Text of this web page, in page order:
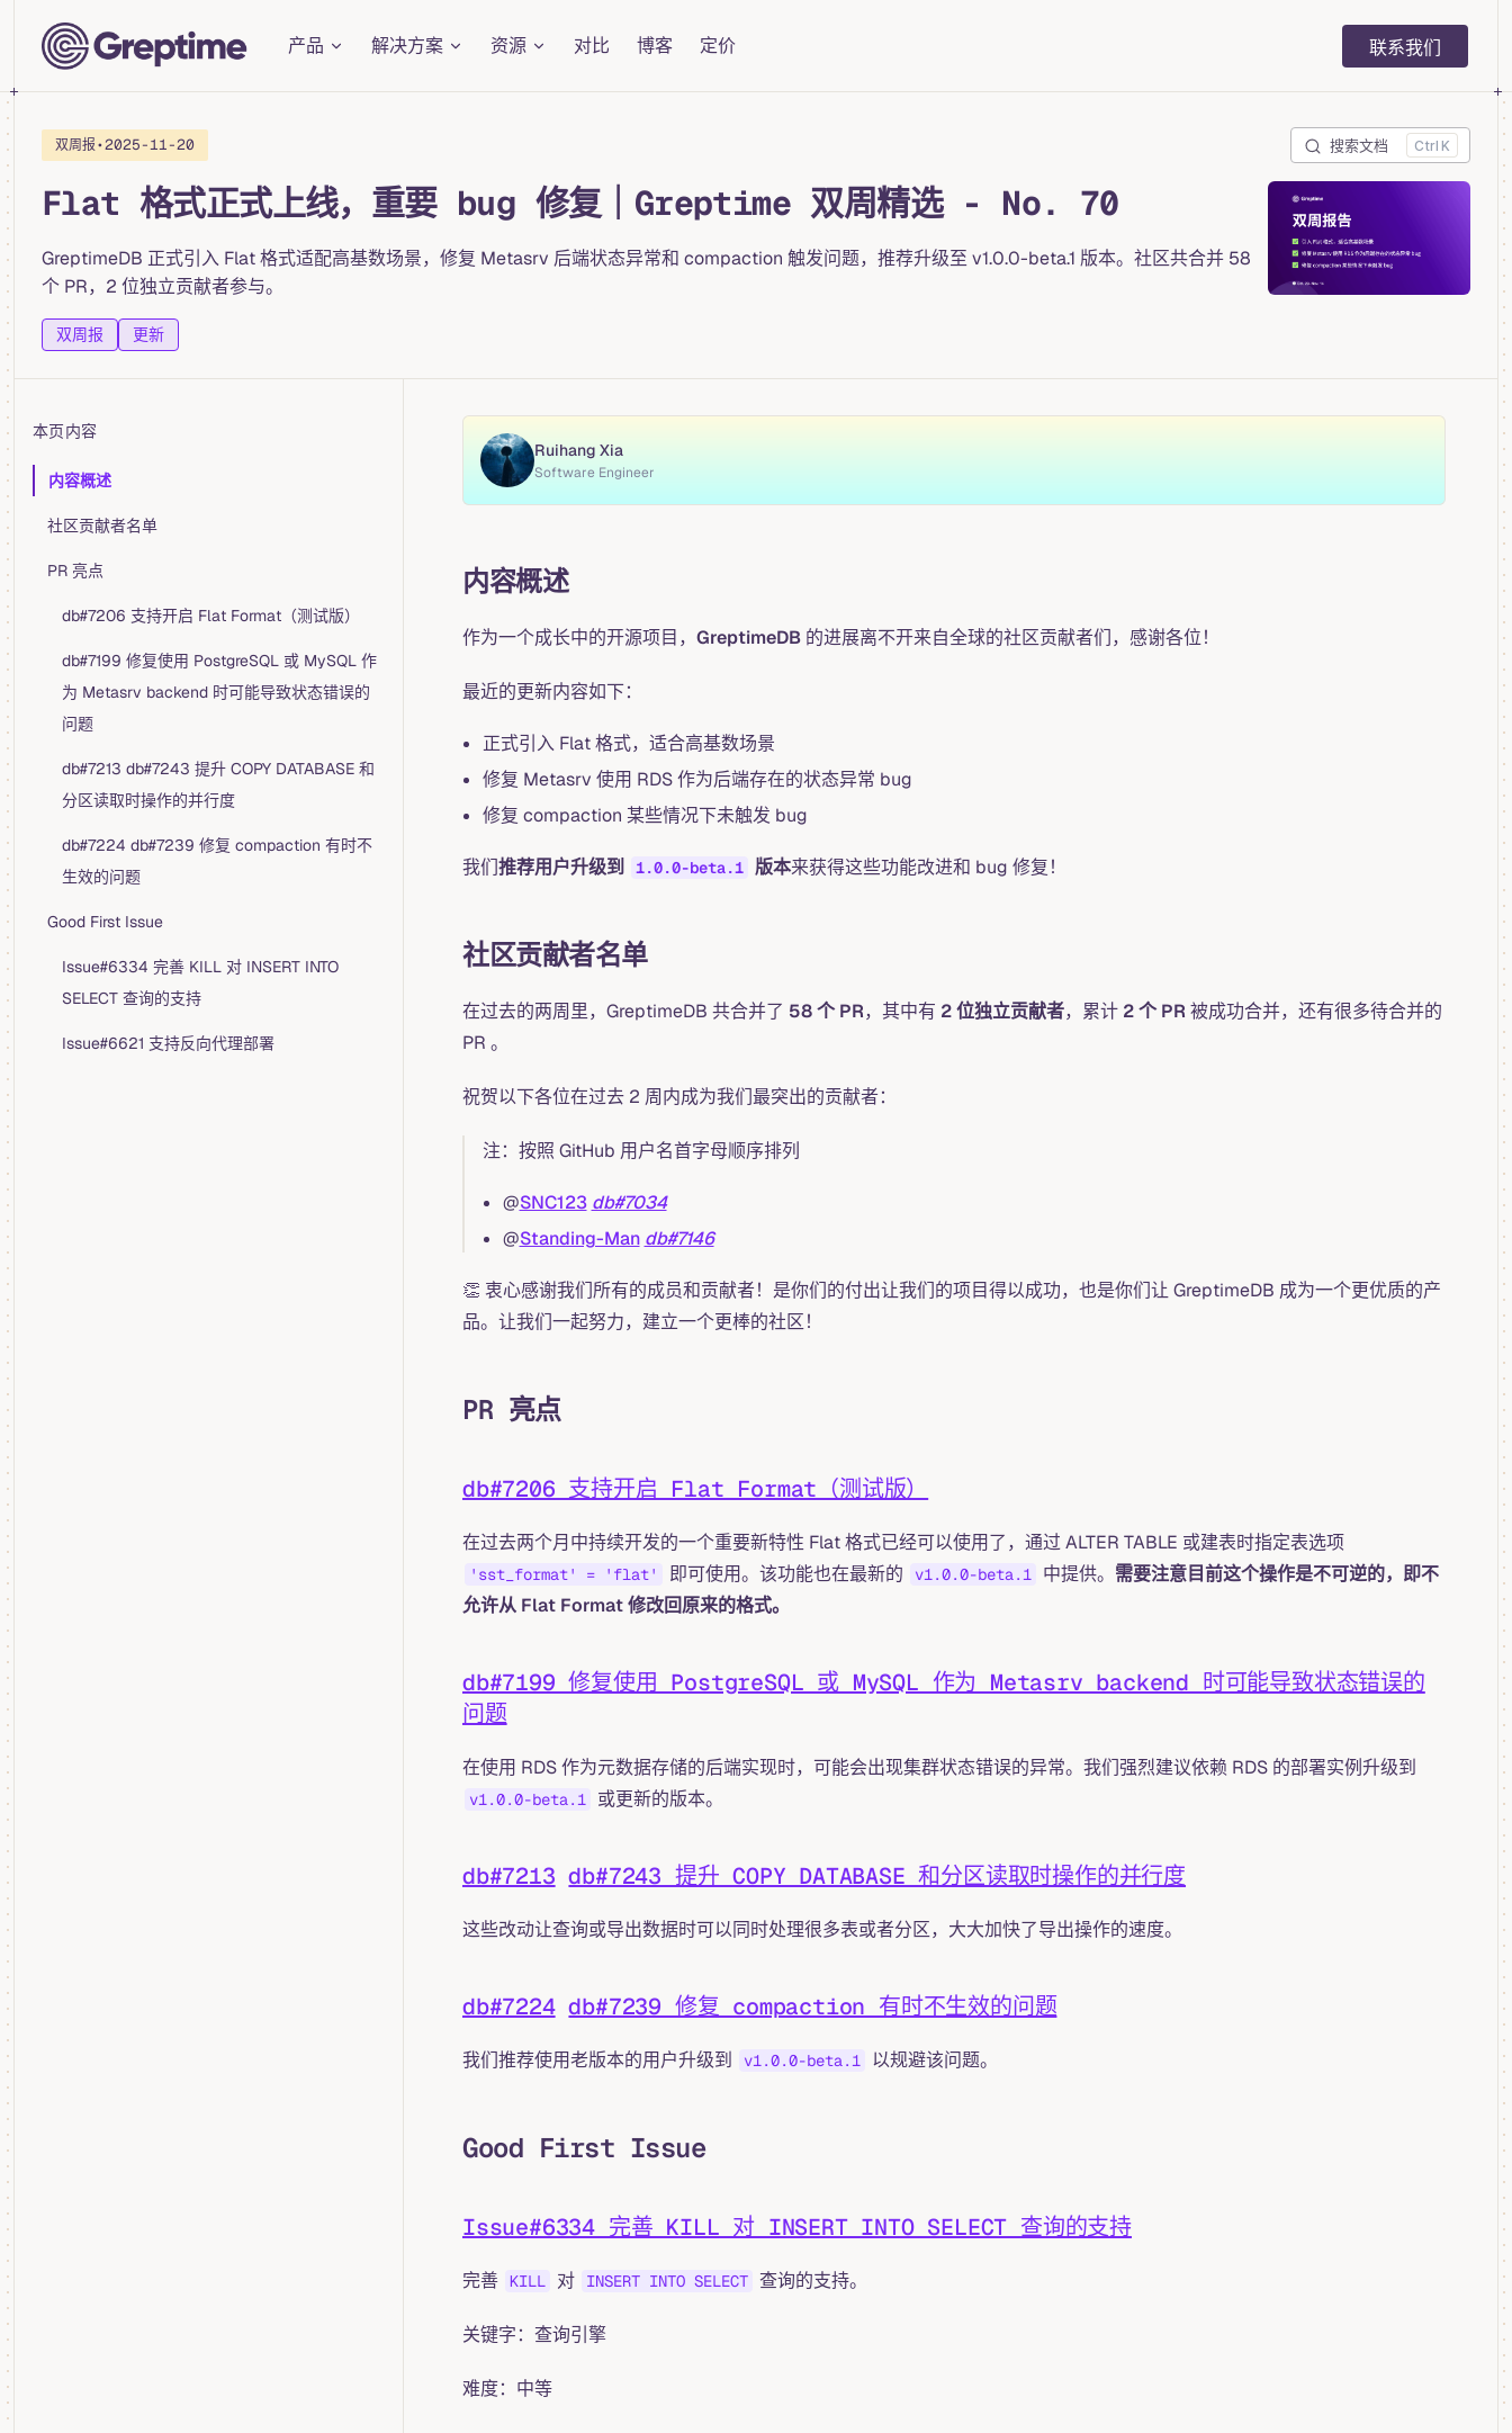
Skip to content
产品
解决方案 资源 对比 博客 定价 Main Navigation
联系我们
双周报•2025-11-20 搜索文档 K
Flat 格式正式上线，重要 bug 修复｜Greptime 双周精选 - No. 70
GreptimeDB 正式引入 Flat 格式适配高基数场景，修复 Metasrv 后端状态异常和 compaction 触发问题，推荐升级至 v1.0.0-beta.1 版本。社区共合并 58
个 PR，2 位独立贡献者参与。
双周报 更新
本页内容
Table of Contents for current page
内容概述
社区贡献者名单
PR 亮点
db#7206 支持开启 Flat Format（测试版）
db#7199 修复使用 PostgreSQL 或 MySQL 作
为 Metasrv backend 时可能导致状态错误的
问题
db#7213 db#7243 提升 COPY DATABASE 和
分区读取时操作的并行度
db#7224 db#7239 修复 compaction 有时不
生效的问题
Good First Issue
Issue#6334 完善 KILL 对 INSERT INTO
SELECT 查询的支持
Issue#6621 支持反向代理部署
Ruihang Xia
Software Engineer
内容概述
作为一个成长中的开源项目， GreptimeDB 的进展离不开来自全球的社区贡献者们，感谢各位！
最近的更新内容如下：
正式引入 Flat 格式，适合高基数场景
修复 Metasrv 使用 RDS 作为后端存在的状态异常 bug
修复 compaction 某些情况下未触发 bug
我们推荐用户升级到 1.0.0-beta.1 版本来获得这些功能改进和 bug 修复！
社区贡献者名单
在过去的两周里，GreptimeDB 共合并了 58 个 PR，其中有 2 位独立贡献者，累计 2 个 PR 被成功合并，还有很多待合并的
PR 。
祝贺以下各位在过去 2 周内成为我们最突出的贡献者：
注：按照 GitHub 用户名首字母顺序排列
@SNC123 db#7034
@Standing-Man db#7146
👏 衷心感谢我们所有的成员和贡献者！是你们的付出让我们的项目得以成功，也是你们让 GreptimeDB 成为一个更优质的产
品。让我们一起努力，建立一个更棒的社区！
PR 亮点
db#7206 支持开启 Flat Format（测试版）
在过去两个月中持续开发的一个重要新特性 Flat 格式已经可以使用了，通过 ALTER TABLE 或建表时指定表选项
'sst_format' = 'flat' 即可使用。该功能也在最新的 v1.0.0-beta.1 中提供。 需要注意目前这个操作是不可逆的，即不
允许从 Flat Format 修改回原来的格式。
db#7199 修复使用 PostgreSQL 或 MySQL 作为 Metasrv backend 时可能导致状态错误的
问题
在使用 RDS 作为元数据存储的后端实现时，可能会出现集群状态错误的异常。我们强烈建议依赖 RDS 的部署实例升级到
v1.0.0-beta.1 或更新的版本。
db#7213 db#7243 提升 COPY DATABASE 和分区读取时操作的并行度
这些改动让查询或导出数据时可以同时处理很多表或者分区，大大加快了导出操作的速度。
db#7224 db#7239 修复 compaction 有时不生效的问题
我们推荐使用老版本的用户升级到 v1.0.0-beta.1 以规避该问题。
Good First Issue
Issue#6334 完善 KILL 对 INSERT INTO SELECT 查询的支持
完善 KILL 对 INSERT INTO SELECT 查询的支持。
关键字：查询引擎
难度：中等